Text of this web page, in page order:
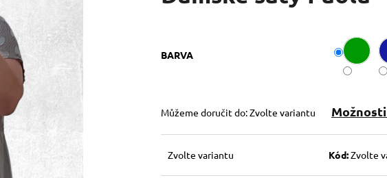
BARVA
Můžeme doručit do:Zvolte variantu
Zvolte variantu Kód:Zvolte
Doporučujeme